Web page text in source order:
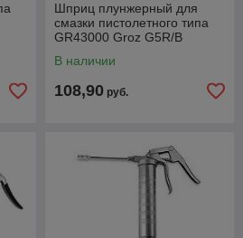
Шприц плунжерный для
смазки пистолетного типа
GR43000 Groz G5R/B
В наличии
108,90 руб.